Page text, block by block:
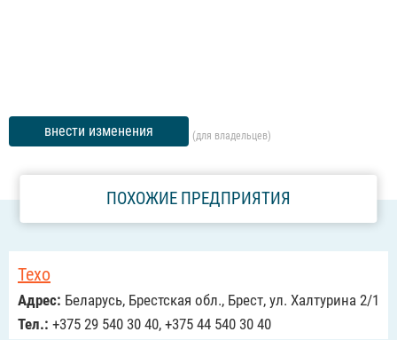
внести изменения (для владельцев)
ПОХОЖИЕ ПРЕДПРИЯТИЯ
Техо
Адрес: Беларусь, Брестская обл., Брест, ул. Халтурина 2/1
Тел.: +375 29 540 30 40, +375 44 540 30 40